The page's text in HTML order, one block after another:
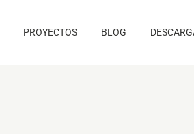
PROYECTOS BLOG